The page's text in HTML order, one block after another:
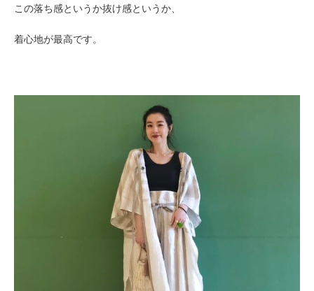
この落ち感というか抜け感というか、
着心地が最高です。